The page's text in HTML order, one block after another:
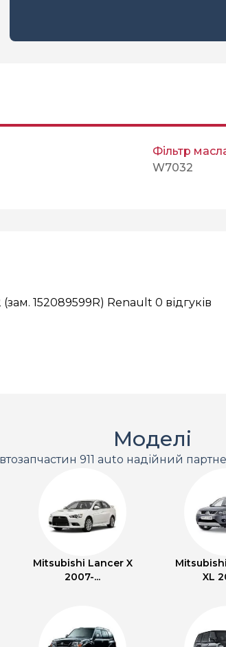
Фільтр
W7032
152089599R) Renault 0 відгуків
Моделі
911 auto надійний
Mitsubishi Lancer X
2007-...
XL